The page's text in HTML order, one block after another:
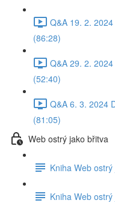
Q&A 19. 2.
(86:28)
Q&A 29. 2.
(52:40)
Q&A 6. 3. 2024
(81:05)
Web ostrý jako břitva
Kniha Web
Kniha Web